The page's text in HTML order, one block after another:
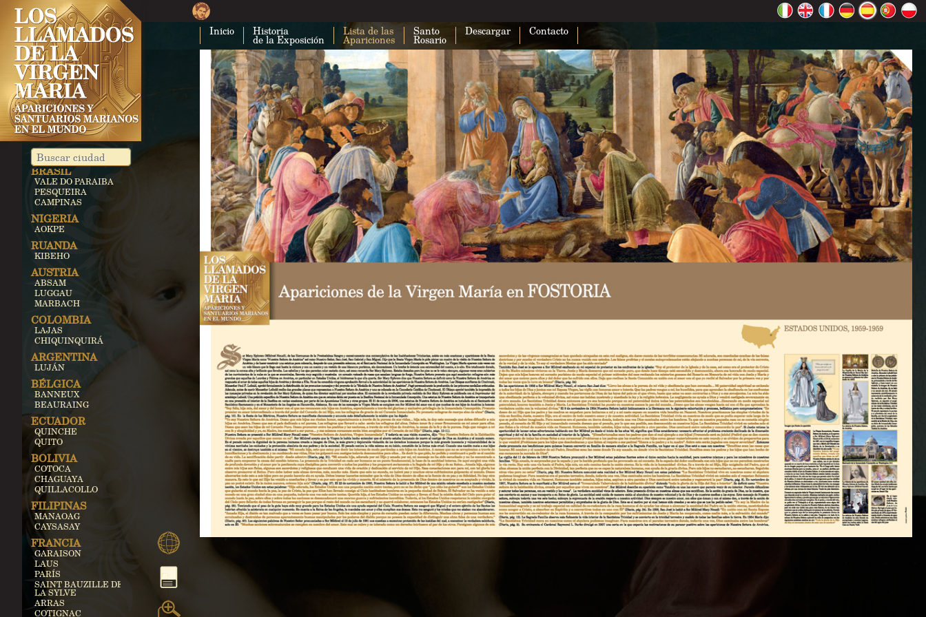
Inicio Historia
de la Exposición
Lista de las
Apariciones
Santo
Rosario
Descargar Contacto
Esta página no puede cargar Google Maps
correctamente.
¿Eres el propietario de este sitio web? Aceptar
BRASIL
VALE DO PARAIBA
PESQUEIRA
CAMPINAS
NIGERIA
AOKPE
RUANDA
KIBEHO
AUSTRIA
ABSAM
LUGGAU
MARBACH
COLOMBIA
LAJAS
CHIQUINQUIRÁ
ARGENTINA
LUJÁN
BÉLGICA
BANNEUX
BEAURAING
ECUADOR
QUINCHE
QUITO
BOLIVIA
COTOCA
CHAGUAYA
QUILLACOLLO
FILIPINAS
MANAOAG
CAYSASAY
FRANCIA
GARAISON
LAUS
PARÍS
SAINT BAUZILLE DE
LA SYLVE
ARRAS
COTIGNAC